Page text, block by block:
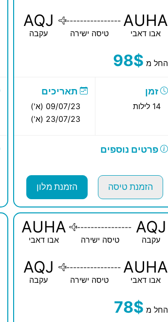
AUHA
אבו דאבי
----------------
טיסה ישירה
AQJ
עקבה
החל מ 98$
זמן
14 לילות
תאריכים
09/07/23 (א')
23/07/23 (א')
פרטים נוספים
הזמנת טיסה הזמנת מלון
AQJ
עקבה
----------------
טיסה ישירה
AUHA
אבו דאבי
AUHA
אבו דאבי
----------------
טיסה ישירה
AQJ
עקבה
החל מ 78$